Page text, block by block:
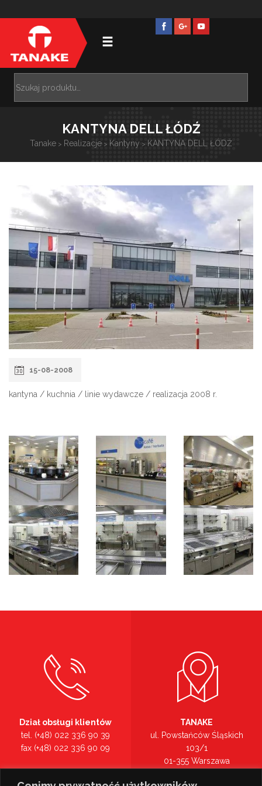
KANTYNA DELL ŁÓDŹ
Tanake > Realizacje > Kantyny > KANTYNA DELL ŁÓDŹ
15-08-2008
kantyna / kuchnia / linie wydawcze / realizacja 2008 r.
Dział obsługi klientów
tel. (+48) 022 336 90 39
fax (+48) 022 336 90 09
TANAKE
ul. Powstańców Śląskich
103/1
01-355 Warszawa